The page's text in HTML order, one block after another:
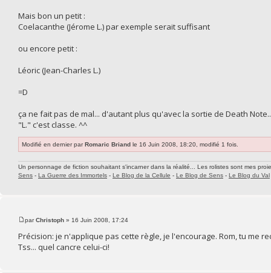
Mais bon un petit :
Coelacanthe (Jérome L.) par exemple serait suffisant
ou encore petit :
Léoric (Jean-Charles L.)
=D
ça ne fait pas de mal... d'autant plus qu'avec la sortie de Death
"L." c'est classe. ^^
Modifié en dernier parRomaric Briand le 16 Juin 2008, 18:20, modifié 1 fois.
Un personnage de fiction souhaitant s'incarner dans la réalité... Les rolistes sont mes
Sens - La Guerre des Immortels - Le Blog de la Cellule - Le Blog de Sens - Le Blog du Val
parChristoph » 16 Juin 2008, 17:24
Précision: je n'applique pas cette règle, je l'encourage. Rom, tu me
Tss... quel cancre celui-ci!